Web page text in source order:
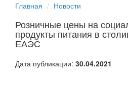
Главная Новости
Розничные цены на
продукты питания в
ЕАЭС
Дата публикации: 30.04.2021